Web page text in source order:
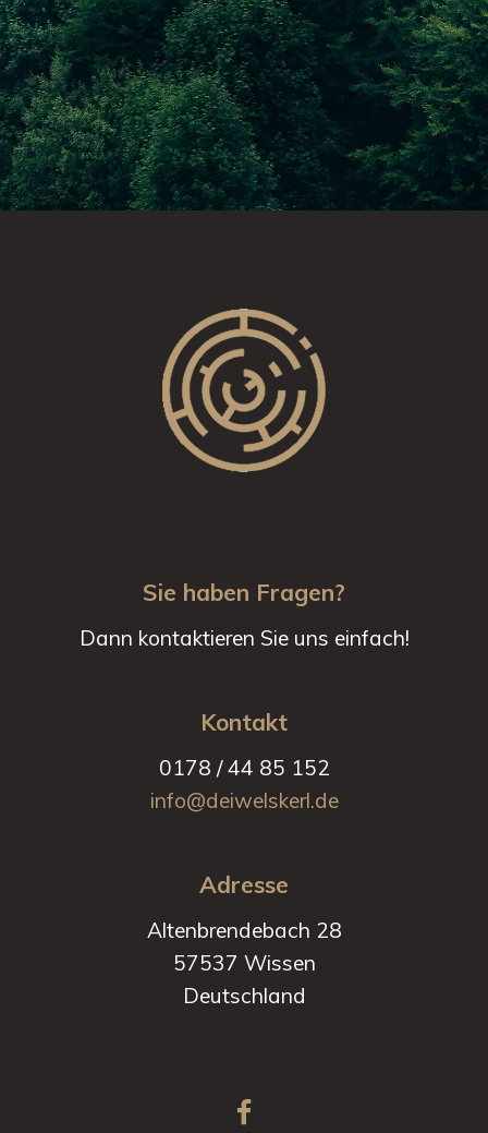
Sie haben Fragen?
Dann kontaktieren Sie uns einfach!
Kontakt
0178 / 44 85 152
info@deiwelskerl.de
Adresse
Altenbrendebach 28
57537 Wissen
Deutschland